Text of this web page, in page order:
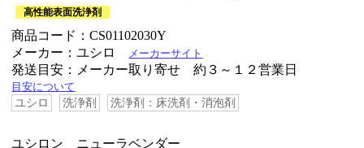
高性能表面洗浄剤
商品コード：CS01102030Y
メーカー：ユシロ
メーカーサイト
発送目安：メーカー取り寄せ 約３～１２営業日
目安について
ユシロ 洗浄剤 洗浄剤：床洗剤・消泡剤
ユシロン ニューラベンダー